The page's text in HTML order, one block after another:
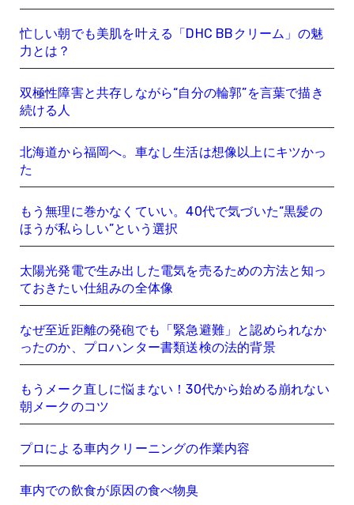
忙しい朝でも美肌を叶える「DHC BBクリーム」の魅
力とは？
双極性障害と共存しながら“自分の輪郭”を言葉で描き
続ける人
北海道から福岡へ。車なし生活は想像以上にキツかっ
た
もう無理に巻かなくていい。40代で気づいた“黒髪の
ほうが私らしい”という選択
太陽光発電で生み出した電気を売るための方法と知っ
ておきたい仕組みの全体像
なぜ至近距離の発砲でも「緊急避難」と認められなか
ったのか、プロハンター書類送検の法的背景
もうメーク直しに悩まない！30代から始める崩れない
朝メークのコツ
プロによる車内クリーニングの作業内容
車内での飲食が原因の食べ物臭